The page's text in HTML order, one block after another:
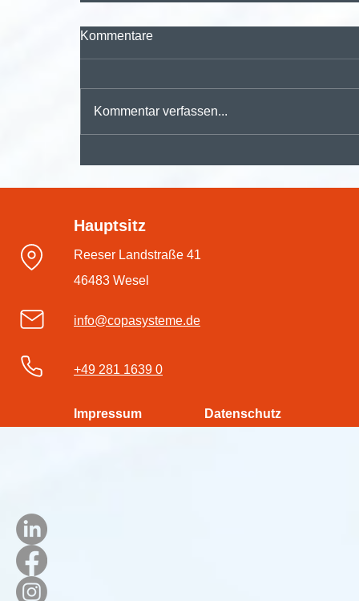
#dmsPRO Workflowengine
Kommentare
Kommentar verfassen...
Hauptsitz
Reeser Landstraße 41
46483 Wesel
info@copasysteme.de
+49 281 1639 0
Impressum Datenschutz